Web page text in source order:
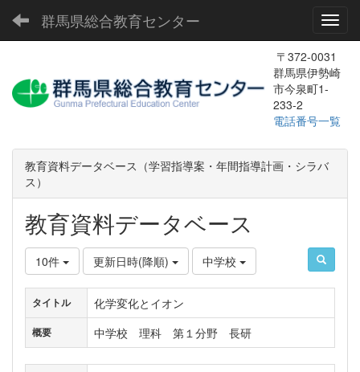
群馬県総合教育センター
〒372-0031
群馬県伊勢崎
市今泉町1-
233-2
電話番号一覧
教育資料データベース（学習指導案・年間指導計画・シラバ
ス）
教育資料データベース
10件 更新日時(降順) 中学校
タイトル 化学変化とイオン
概要 中学校 理科 第１分野 長研